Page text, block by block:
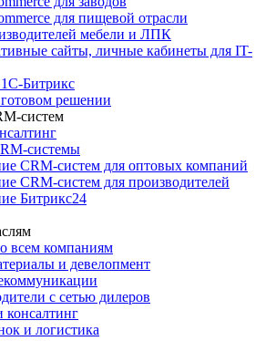
для пищевой отрасли
мебели и ЛПК
сайты, личные кабинеты для IT-
Битрикс
решении
систем
системы
CRM-систем для оптовых компаний
CRM-систем для производителей
Битрикс24
всем компаниям
и девелопмент
с сетью дилеров
консалтинг
и логистика